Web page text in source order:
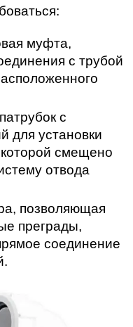
муфта,
с трубой
с
для установки
смещено
отвода
позволяющая
преграды,
соединение